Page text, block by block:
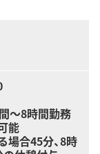
～8時間勤務
能
合45分、8時